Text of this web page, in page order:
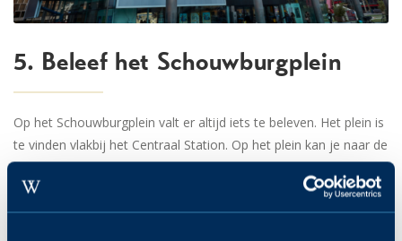
5. Beleef het Schouwburgplein
Op het Schouwburgplein valt er altijd iets te beleven. Het plein is
te vinden vlakbij het Centraal Station. Op het plein kan je naar de
bioscoop, is er een schouwburg en ook het concertgebouw de
Doelen is er te vinden. Voor een avondje uit tijdens jouw verblijf
in Rotterdam is het Schouwburgplein dus een goede tip. Ook